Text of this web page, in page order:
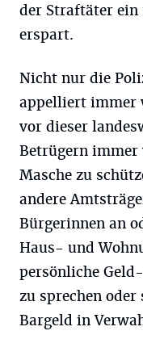
der Straftäter ein
erspart.
Nicht nur die
appelliert immer
vor dieser
Betrügern immer
Masche zu
andere
Bürgerinnen an
Haus- und
persönliche
zu sprechen oder
Bargeld in